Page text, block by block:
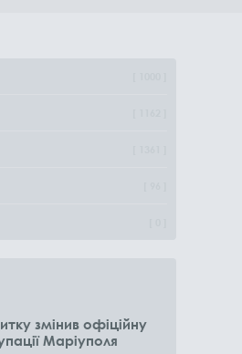
змінив офіційну
Маріуполя